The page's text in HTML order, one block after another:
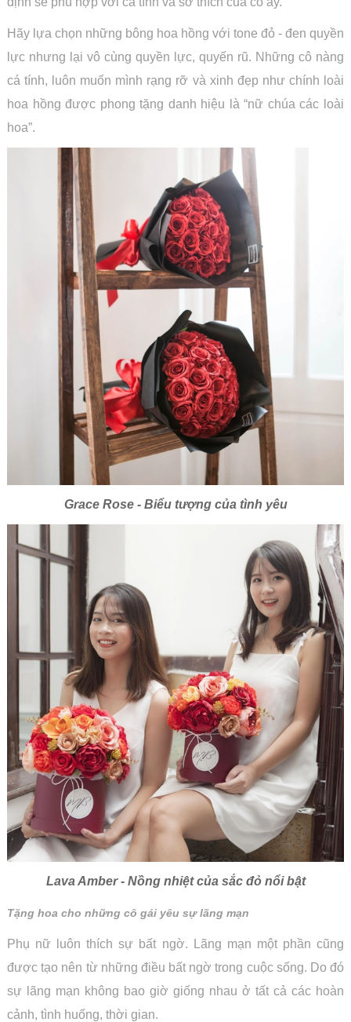
Hãy lựa chọn những bông hoa hồng với tone đỏ - đen quyền
lực nhưng lại vô cùng quyền lực, quyến rũ. Những cô nàng
cá tính, luôn muốn mình rạng rỡ và xinh đẹp như chính loài
hoa hồng được phong tặng danh hiệu là “nữ chúa các loài
hoa”.
Grace Rose - Biểu tượng của tình yêu
Lava Amber - Nồng nhiệt của sắc đỏ nổi bật
Tặng hoa cho những cô gái yêu sự lãng mạn
Phụ nữ luôn thích sự bất ngờ. Lãng mạn một phần cũng
được tạo nên từ những điều bất ngờ trong cuộc sống. Do đó
sự lãng mạn không bao giờ giống nhau ở tất cả các hoàn
cảnh, tình huống, thời gian.